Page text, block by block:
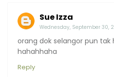
Sue Izza
Wednesday, September 30,
orang dok selangor pun tak
hahahhaha
Reply